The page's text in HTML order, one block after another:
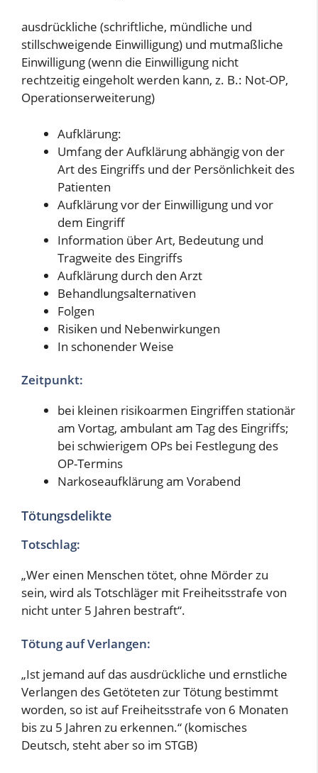
ausdrückliche (schriftliche, mündliche und
stillschweigende Einwilligung) und mutmaßliche
Einwilligung (wenn die Einwilligung nicht
rechtzeitig eingeholt werden kann, z. B.: Not-OP,
Operationserweiterung)
Aufklärung:
Umfang der Aufklärung abhängig von der
Art des Eingriffs und der Persönlichkeit des
Patienten
Aufklärung vor der Einwilligung und vor
dem Eingriff
Information über Art, Bedeutung und
Tragweite des Eingriffs
Aufklärung durch den Arzt
Behandlungsalternativen
Folgen
Risiken und Nebenwirkungen
In schonender Weise
Zeitpunkt:
bei kleinen risikoarmen Eingriffen stationär
am Vortag, ambulant am Tag des Eingriffs;
bei schwierigem OPs bei Festlegung des
OP-Termins
Narkoseaufklärung am Vorabend
Tötungsdelikte
Totschlag:
„Wer einen Menschen tötet, ohne Mörder zu
sein, wird als Totschläger mit Freiheitsstrafe von
nicht unter 5 Jahren bestraft“.
Tötung auf Verlangen:
„Ist jemand auf das ausdrückliche und ernstliche
Verlangen des Getöteten zur Tötung bestimmt
worden, so ist auf Freiheitsstrafe von 6 Monaten
bis zu 5 Jahren zu erkennen.“ (komisches
Deutsch, steht aber so im STGB)